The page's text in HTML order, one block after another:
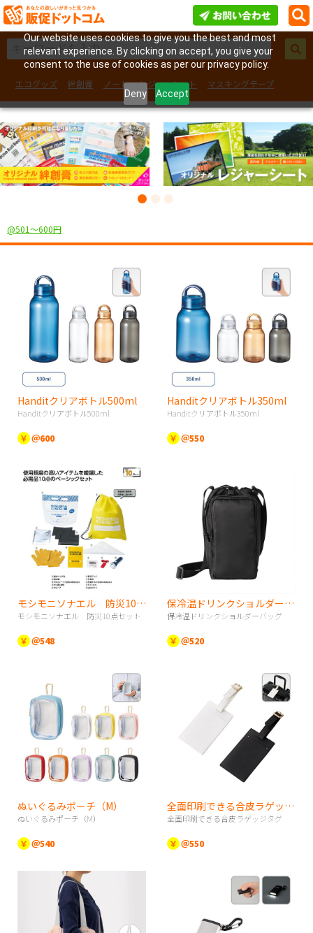
Our website uses cookies to give you the best and most
relevant experience. By clicking on accept, you give your
consent to the use of cookies as per our privacy policy.
Deny Accept
エコグッズ 絆創膏 ノート レジャーシート
マスキングテープ
フェイスシール
@501〜600円
Handitクリアボトル500ml
Handitクリアボトル500ml
￥ ＠600
Handitクリアボトル350ml
Handitクリアボトル350ml
￥ ＠550
モシモニソナエル 防災10点セット
モシモニソナエル 防災10点セット
￥ ＠548
保冷温ドリンクショルダーバッグ
保冷温ドリンクショルダーバッグ
￥ ＠520
ぬいぐるみポーチ（M）
ぬいぐるみポーチ（M）
￥ ＠540
全面印刷できる合皮ラゲッジタグ
全面印刷できる合皮ラゲッジタグ
￥ ＠550